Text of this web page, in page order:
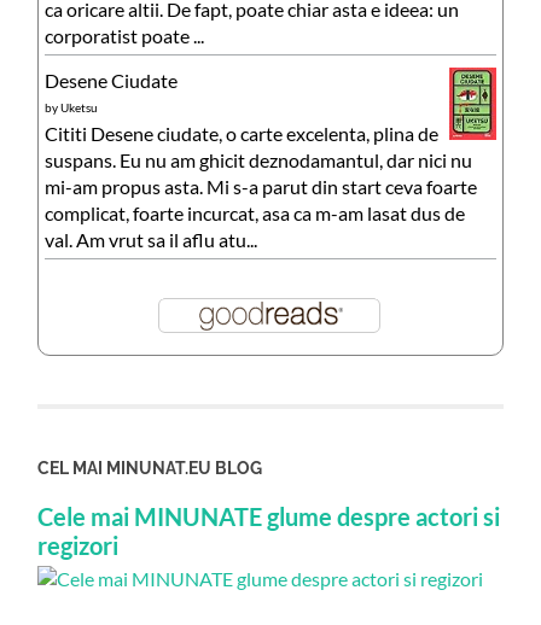
ca oricare altii. De fapt, poate chiar asta e ideea: un
corporatist poate ...
Desene Ciudate
byUketsu
Cititi Desene ciudate, o carte excelenta, plina de
suspans. Eu nu am ghicit deznodamantul, dar nici nu
mi-am propus asta. Mi s-a parut din start ceva foarte
complicat, foarte incurcat, asa ca m-am lasat dus de
val. Am vrut sa il aflu atu...
CEL MAI MINUNAT.EU BLOG
Cele mai MINUNATE glume despre actori si
regizori